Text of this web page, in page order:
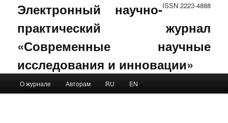
ISSN 2223-4888
Электронный научно-
практический журнал
«Современные научные
исследования и инновации»
Skip to primary content
Skip to secondary content
О журнале Авторам RU EN